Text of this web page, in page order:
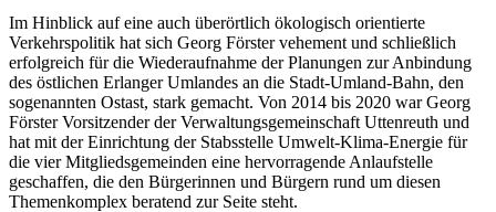
Im Hinblick auf eine auch überörtlich ökologisch orientierte
Verkehrspolitik hat sich Georg Förster vehement und schließlich
erfolgreich für die Wiederaufnahme der Planungen zur Anbindung
des östlichen Erlanger Umlandes an die Stadt-Umland-Bahn, den
sogenannten Ostast, stark gemacht. Von 2014 bis 2020 war Georg
Förster Vorsitzender der Verwaltungsgemeinschaft Uttenreuth und
hat mit der Einrichtung der Stabsstelle Umwelt-Klima-Energie für
die vier Mitgliedsgemeinden eine hervorragende Anlaufstelle
geschaffen, die den Bürgerinnen und Bürgern rund um diesen
Themenkomplex beratend zur Seite steht.